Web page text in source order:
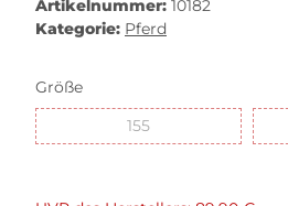
Artikelnummer: 10182
Kategorie: Pferd
Größe
155155